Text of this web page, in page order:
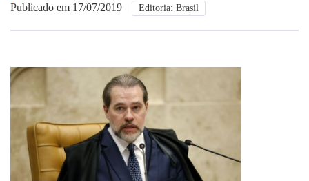
Anuncie
Publicado em 17/07/2019 Editoria: Brasil